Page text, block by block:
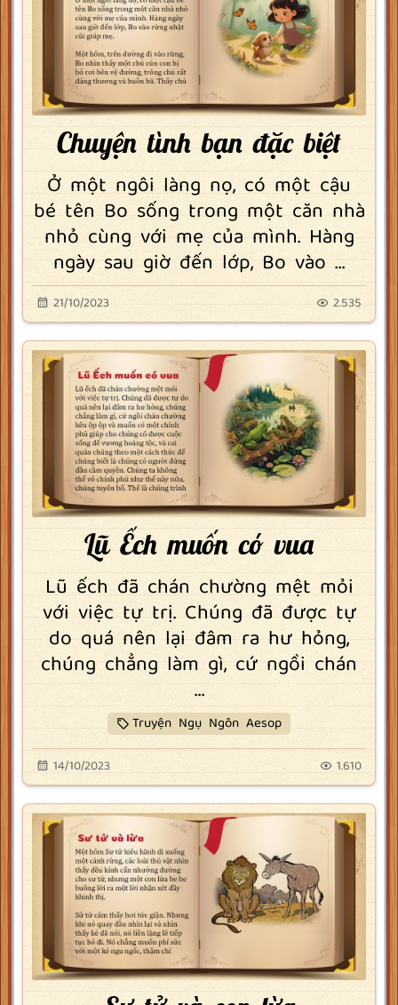
Chuyện tình bạn đặc biệt
Ở một ngôi làng nọ, có một cậu
bé tên Bo sống trong một căn nhà
nhỏ cùng với mẹ của mình. Hàng
ngày sau giờ đến lớp, Bo vào ...
21/10/2023 2.535
Lũ Ếch muốn có vua
Lũ ếch đã chán chường mệt mỏi
với việc tự trị. Chúng đã được tự
do quá nên lại đâm ra hư hỏng,
chúng chẳng làm gì, cứ ngồi chán
...
Truyện Ngụ Ngôn Aesop
14/10/2023 1.610